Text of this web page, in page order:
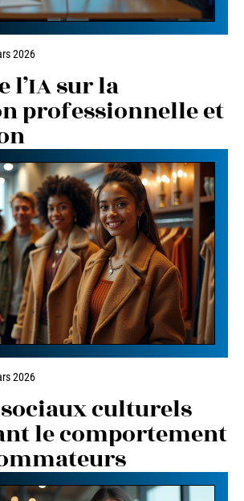
2026
l’IA sur la
professionnelle et
2026
culturels
le comportement